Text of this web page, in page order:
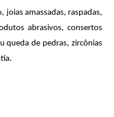
joias amassadas, raspadas,
abrasivos, consertos
queda de pedras, zircônias